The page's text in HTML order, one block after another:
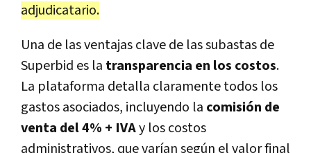
adjudicatario.
Una de las ventajas clave de las subastas de
Superbid es la transparencia en los costos.
La plataforma detalla claramente todos los
gastos asociados, incluyendo la comisión de
venta del 4% + IVAy los costos
administrativos, que varían según el valor final